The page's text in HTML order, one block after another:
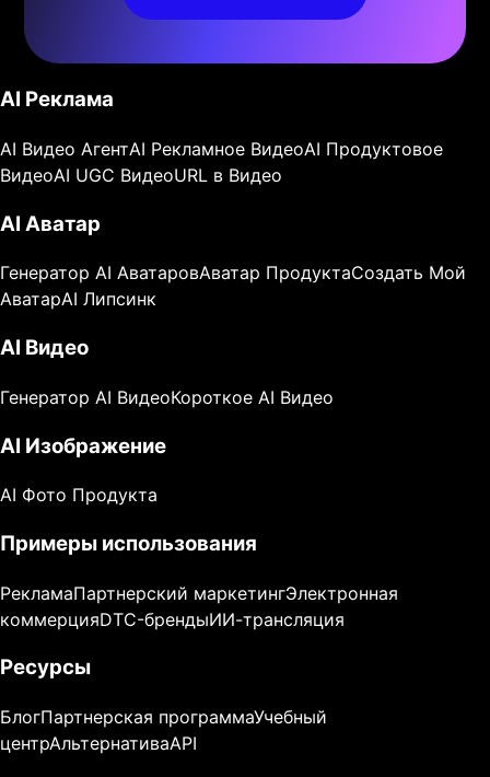
AI Реклама
AI Видео АгентAI Рекламное ВидеоAI Продуктовое
ВидеоAI UGC ВидеоURL в Видео
AI Аватар
Генератор AI АватаровАватар ПродуктаСоздать Мой
АватарAI Липсинк
AI Видео
Генератор AI ВидеоКороткое AI Видео
AI Изображение
AI Фото Продукта
Примеры использования
РекламаПартнерский маркетингЭлектронная
коммерцияDTC-брендыИИ-трансляция
Ресурсы
БлогПартнерская программаУчебный
центрАльтернативаAPI